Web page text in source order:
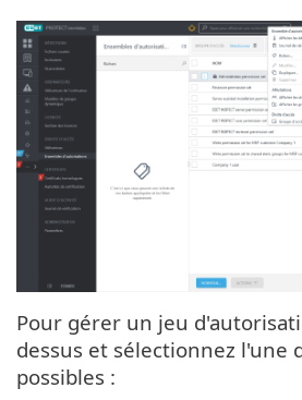
Pour gérer un jeu
dessus et sélectionnez l'une
possibles :